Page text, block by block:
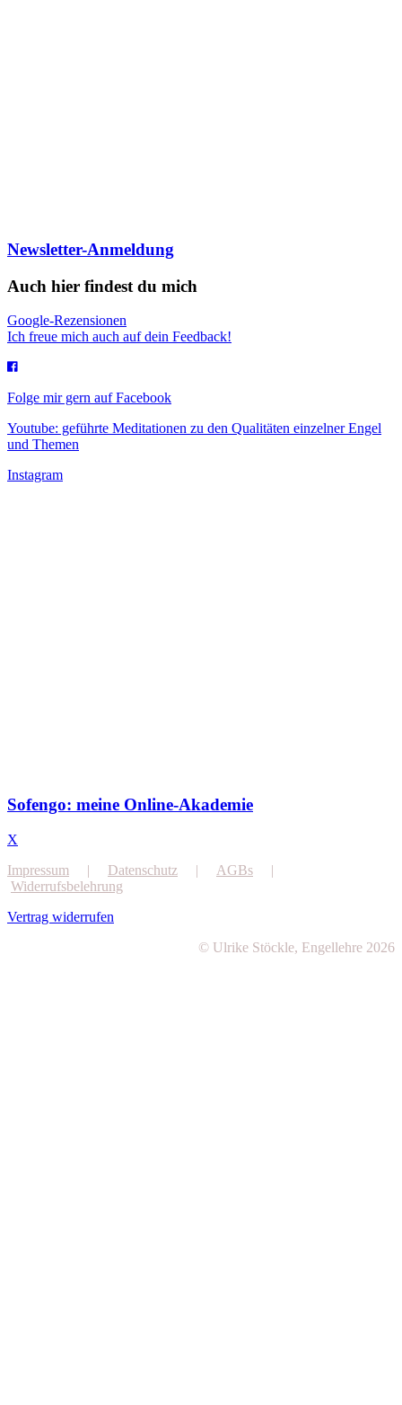
Newsletter-Anmeldung
Auch hier findest du mich
Google-Rezensionen
Ich freue mich auch auf dein Feedback!
Folge mir gern auf Facebook
Youtube: geführte Meditationen zu den Qualitäten einzelner Engel
und Themen
Instagram
Sofengo: meine Online-Akademie
X
Impressum | Datenschutz | AGBs |
Widerrufsbelehrung
Vertrag widerrufen
© Ulrike Stöckle, Engellehre 2026